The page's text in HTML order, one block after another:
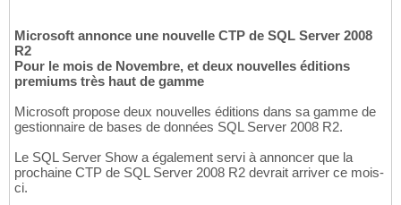
Microsoft annonce une nouvelle CTP de SQL Server 2008
R2
Pour le mois de Novembre, et deux nouvelles éditions
premiums très haut de gamme
Microsoft propose deux nouvelles éditions dans sa gamme de
gestionnaire de bases de données SQL Server 2008 R2.
Le SQL Server Show a également servi à annoncer que la
prochaine CTP de SQL Server 2008 R2 devrait arriver ce mois-
ci.